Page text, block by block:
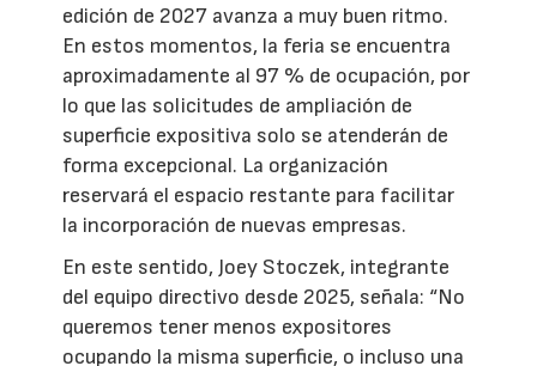
edición de 2027 avanza a muy buen ritmo.
En estos momentos, la feria se encuentra
aproximadamente al 97 % de ocupación, por
lo que las solicitudes de ampliación de
superficie expositiva solo se atenderán de
forma excepcional. La organización
reservará el espacio restante para facilitar
la incorporación de nuevas empresas.
En este sentido, Joey Stoczek, integrante
del equipo directivo desde 2025, señala: “No
queremos tener menos expositores
ocupando la misma superficie, o incluso una